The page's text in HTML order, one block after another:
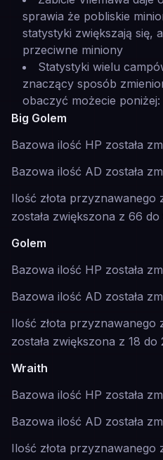
sprawia że pobliskie
statystyki zwiększają się,
przeciwne miniony
Statystyki wielu
znaczący sposób
obaczyć możecie poniżej:
Big Golem
Bazowa ilość HP została
Bazowa ilość AD została
Ilość złota przyznawanego
została zwiększona z 66 do
Golem
Bazowa ilość HP została
Bazowa ilość AD została
Ilość złota przyznawanego
została zwiększona z 18 do
Wraith
Bazowa ilość HP została
Bazowa ilość AD została
Ilość złota przyznawanego